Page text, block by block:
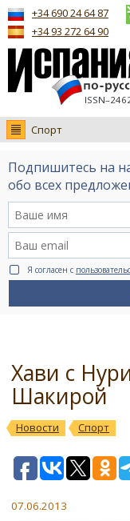
+34 690 24 64 87
+34 93 272 64 90
Спорт
Новости
Интервью
Видео Ruso.TV
BCN life
Сервис на немецком
Подпишитесь на
обо всех
Я согласен с
Хави с
Шакирой
Новости Спорт
07.06.2013